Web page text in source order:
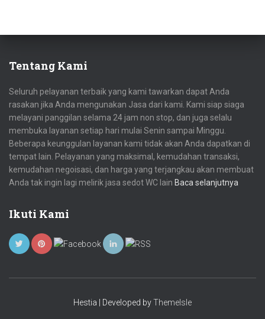
Tentang Kami
Seluruh pelayanan terbaik yang kami tawarkan dapat Anda
rasakan jika Anda mengunakan Jasa dari kami. Kami siap siaga
melayani panggilan selama 24 jam non stop, dan juga selalu
membuka layanan setiap hari mulai Senin sampai Minggu.
Beberapa keunggulan layanan kami tidak akan Anda dapatkan di
tempat lain. Pelayanan yang maksimal, kemudahan transaksi,
kemudahan negoisasi, dan harga yang terjangkau akan membuat
Anda tak ingin lagi melirik jasa sedot WC lain Baca selanjutnya
Ikuti Kami
Hestia | Developed byThemeIsle